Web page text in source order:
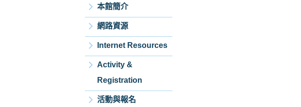
本館簡介
網路資源
Internet Resources
Activity &
Registration
活動與報名